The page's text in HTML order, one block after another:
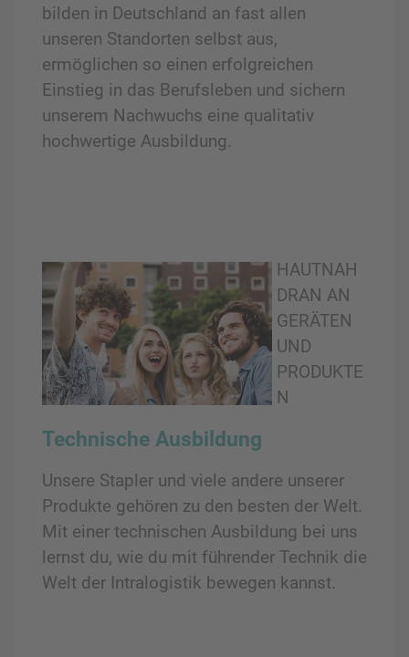
bilden in Deutschland an fast allen
unseren Standorten selbst aus,
ermöglichen so einen erfolgreichen
Einstieg in das Berufsleben und sichern
unserem Nachwuchs eine qualitativ
hochwertige Ausbildung.
HAUTNAH
DRAN AN
GERÄTEN
UND
PRODUKTE
N
Technische Ausbildung
Unsere Stapler und viele andere unserer
Produkte gehören zu den besten der Welt.
Mit einer technischen Ausbildung bei uns
lernst du, wie du mit führender Technik die
Welt der Intralogistik bewegen kannst.